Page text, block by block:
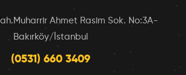
Ahmet Rasim Sok. No:3A-
Bakırköy/İstanbul
(0531) 660 3409